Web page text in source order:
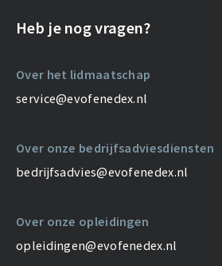
Heb je nog vragen?
Over het lidmaatschap
service@evofenedex.nl
Over onze bedrijfsadviesdiensten
bedrijfsadvies@evofenedex.nl
Over onze opleidingen
opleidingen@evofenedex.nl